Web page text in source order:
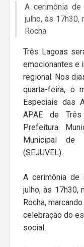
A cerimônia
julho, às 17h30,
Rocha
Três Lagoas
emocionantes e
regional. Nos
quarta-feira, o
Especiais das
APAE de
Prefeitura
Municipal de
(SEJUVEL).
A cerimônia de
julho, às 17h30,
Rocha,
celebração do
social.